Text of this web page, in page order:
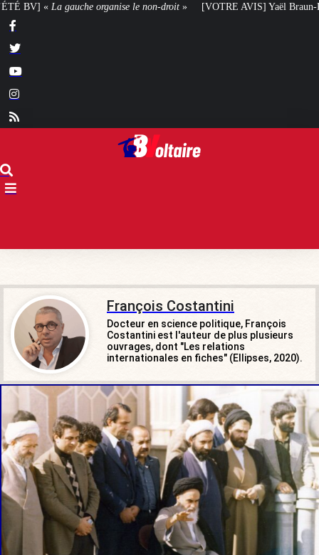
le non-droit» [VOTRE AVIS] Yaël Braun-Pivet doit-elle renoncer
François Costantini
Docteur en science politique, François
Costantini est l'auteur de plus plusieurs
ouvrages, dont "Les relations
internationales en fiches" (Ellipses, 2020).